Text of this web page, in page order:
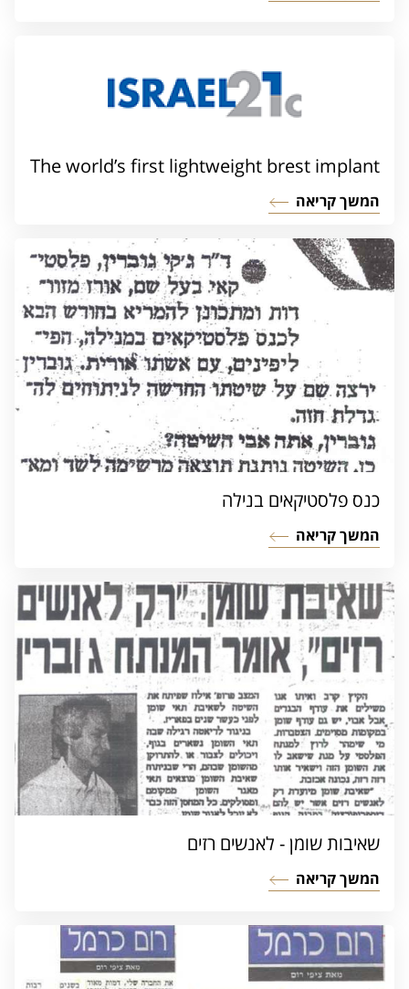
The world’s first lightweight brest implant
המשך קריאה
כנס פלסטיקאים בנילה
המשך קריאה
שאיבות שומן - לאנשים רזים
המשך קריאה